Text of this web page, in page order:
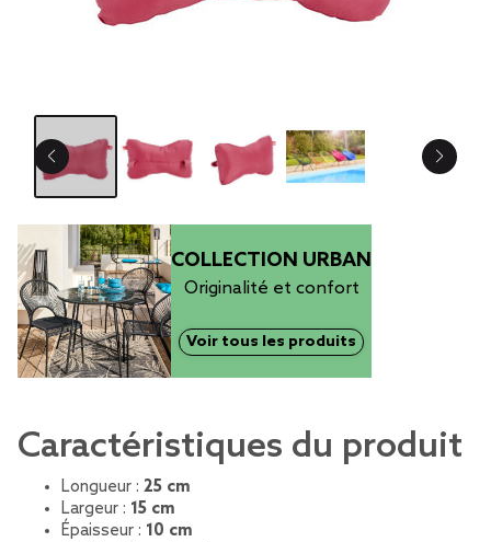
COLLECTION URBAN
Originalité et confort
Voir tous les produits
Caractéristiques du produit
Longueur : 25 cm
Largeur : 15 cm
Épaisseur : 10 cm